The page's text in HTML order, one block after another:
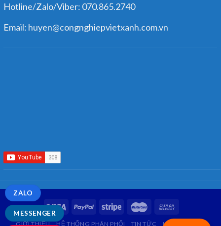
Hotline/Zalo/Viber: 070.865.2740
Email: huyen@congnghiepvietxanh.com.vn
GIỚI THIỆU HỆ THỐNG PHÂN PHỐI TIN TỨC LIÊN HỆ
MESSENGER
ZALO